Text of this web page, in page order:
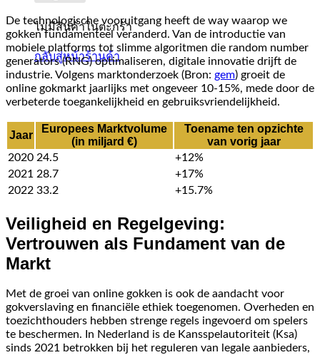
ไม่มีสินค้าในตะกร้า
กลับสู่หน้าร้านค้า
De technologische vooruitgang heeft de way waarop we
gokken fundamenteel veranderd. Van de introductie van
mobiele platforms tot slimme algoritmen die random number
generators (RNG) optimaliseren, digitale innovatie drijft de
industrie. Volgens marktonderzoek (Bron: gem) groeit de
online gokmarkt jaarlijks met ongeveer 10-15%, mede door de
verbeterde toegankelijkheid en gebruiksvriendelijkheid.
Jaar
Europees Marktvolume
(in miljard €)
Toename ten opzichte
van vorig jaar
2020 24.5
+12%
2021 28.7
+17%
2022 33.2 +15.7%
Veiligheid en Regelgeving:
Vertrouwen als Fundament van de
Markt
Met de groei van online gokken is ook de aandacht voor
gokverslaving en financiële ethiek toegenomen. Overheden en
toezichthouders hebben strenge regels ingevoerd om spelers
te beschermen. In Nederland is de Kansspelautoriteit (Ksa)
sinds 2021 betrokken bij het reguleren van legale aanbieders,